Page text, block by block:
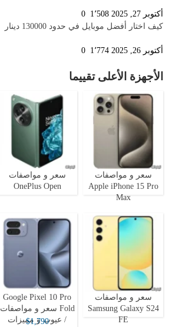
أكتوبر 27, 2025 1٬508
كيف اختار أفضل موبايل في حدود 130000 دينار
أكتوبر 26, 2025 1٬774
الأجهزة الأعلى تقييما
سعر و مواصفات
Apple iPhone 15 Pro
Max
سعر و مواصفات
OnePlus Open
سعر و مواصفات
Samsung Galaxy S24
FE
Google Pixel 10 Pro
Fold سعر و مواصفات
/ عيوب و مميزات
$1,790